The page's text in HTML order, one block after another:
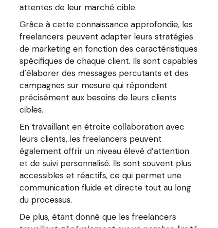
attentes de leur marché cible.
Grâce à cette connaissance approfondie, les
freelancers peuvent adapter leurs stratégies
de marketing en fonction des caractéristiques
spécifiques de chaque client. Ils sont capables
d’élaborer des messages percutants et des
campagnes sur mesure qui répondent
précisément aux besoins de leurs clients
cibles.
En travaillant en étroite collaboration avec
leurs clients, les freelancers peuvent
également offrir un niveau élevé d’attention
et de suivi personnalisé. Ils sont souvent plus
accessibles et réactifs, ce qui permet une
communication fluide et directe tout au long
du processus.
De plus, étant donné que les freelancers